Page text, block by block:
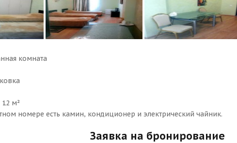
комната
м²
номере есть камин, кондиционер и электрический чайник.
Заявка на бронирование